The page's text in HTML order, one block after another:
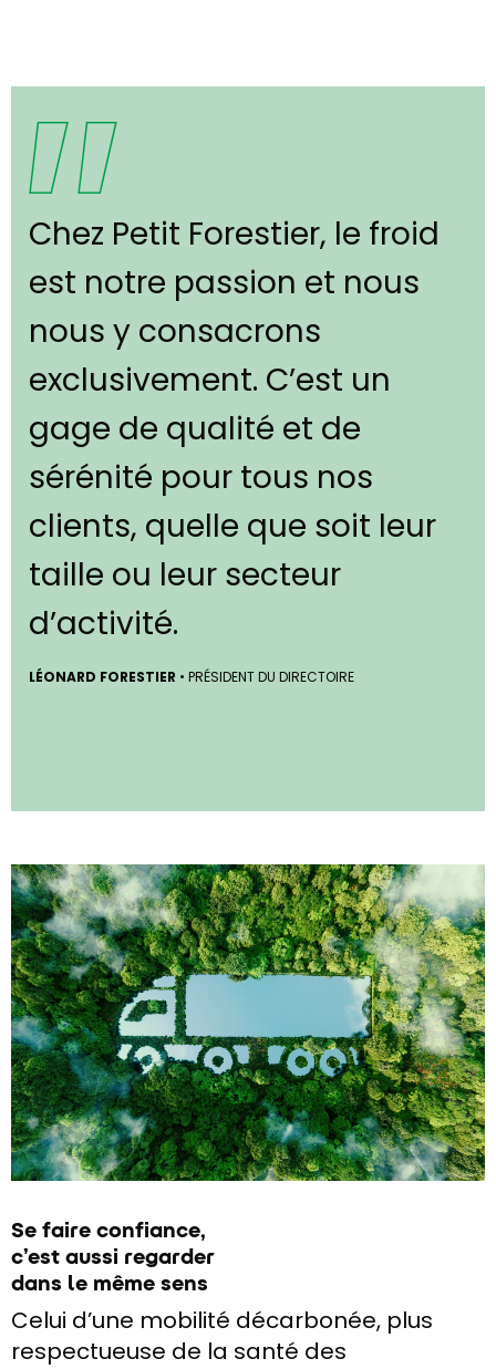
Chez Petit Forestier, le froid
est notre passion et nous
nous y consacrons
exclusivement. C’est un
gage de qualité et de
sérénité pour tous nos
clients, quelle que soit leur
taille ou leur secteur
d’activité.
LÉONARD FORESTIER • PRÉSIDENT DU DIRECTOIRE
Se faire confiance,
c’est aussi regarder
dans le même sens
Celui d’une mobilité décarbonée, plus
respectueuse de la santé des